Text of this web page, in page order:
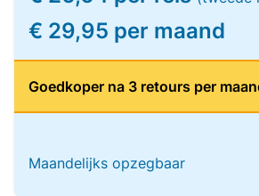
€ 29,95 per maand
Goedkoper na 3 retours per
Maandelijks opzegbaar